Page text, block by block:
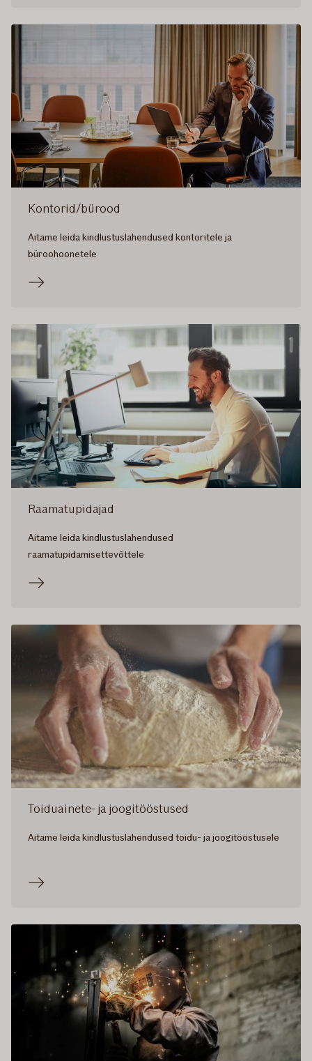
Kontorid/bürood
Aitame leida kindlustuslahendused kontoritele ja
büroohoonetele
Raamatupidajad
Aitame leida kindlustuslahendused
raamatupidamisettevõttele
Toiduainete- ja joogitööstused
Aitame leida kindlustuslahendused toidu- ja joogitööstusele